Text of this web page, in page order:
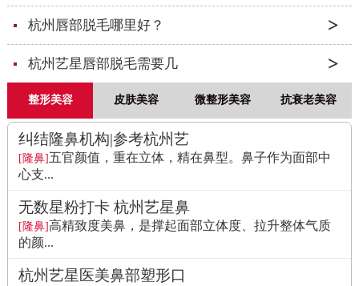
杭州唇部脱毛哪里好？
杭州艺星唇部脱毛需要几
整形美容 皮肤美容 微整形美容 抗衰老美容
纠结隆鼻机构|参考杭州艺
[隆鼻]五官颜值，重在立体，精在鼻型。鼻子作为面部中
心支...
无数星粉打卡 杭州艺星鼻
[隆鼻]高精致度美鼻，是撑起面部立体度、拉升整体气质
的颜...
杭州艺星医美鼻部塑形口